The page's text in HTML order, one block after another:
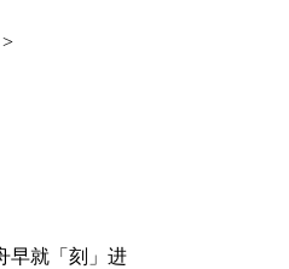
>
早就「刻」进